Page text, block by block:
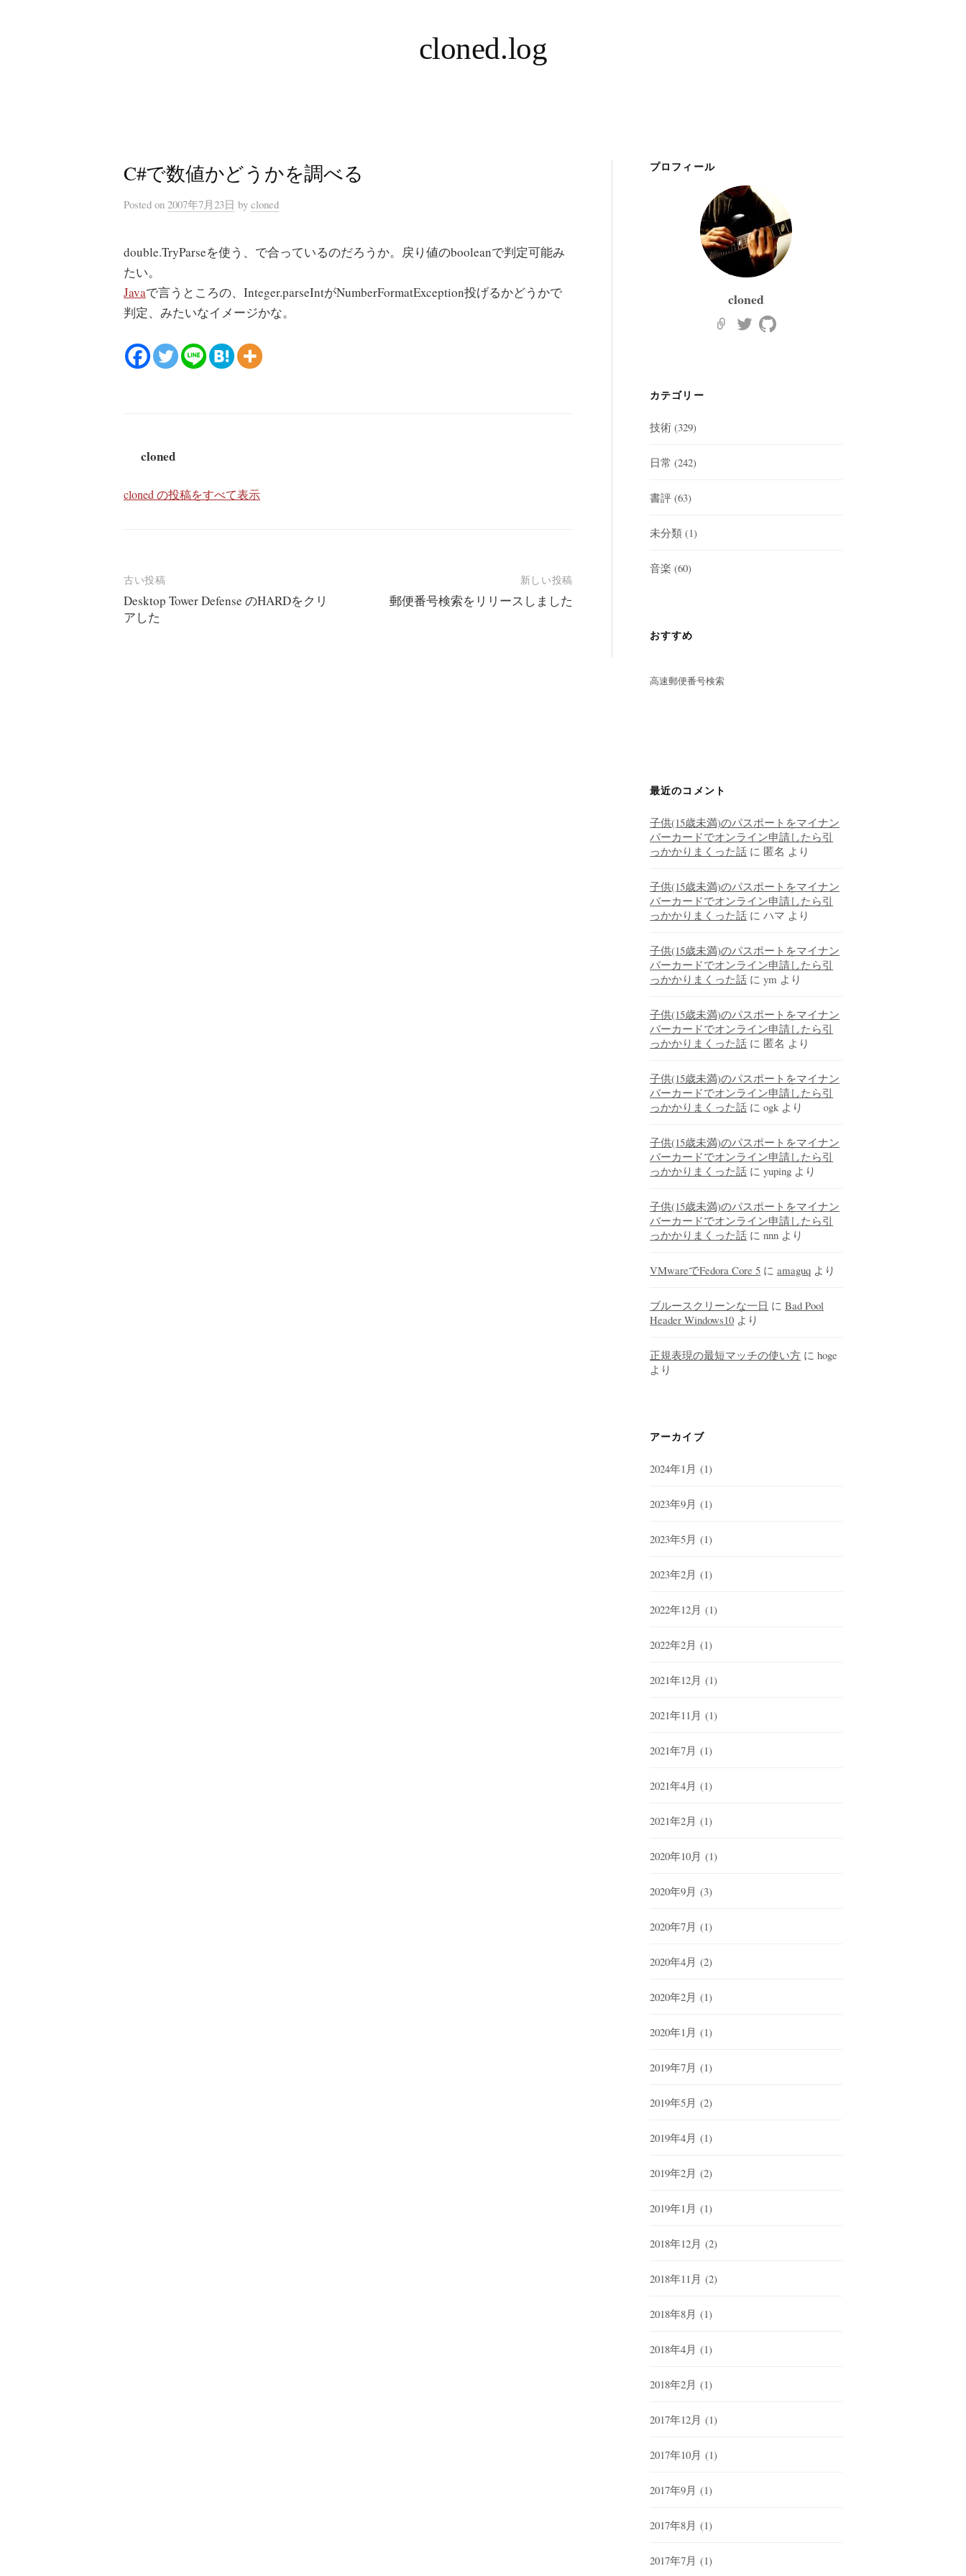
ッ
cloned.log
C#で数値かどうかを調べる
Posted on 2007年7月23日 by cloned
double.TryParseを使う、で合っているのだろうか。戻り値のbooleanで判定可能み
たい。
Javaで言うところの、Integer.parseIntがNumberFormatException投げるかどうかで
判定、みたいなイメージかな。
cloned
cloned の投稿をすべて表示
投
稿
ナ
古い投稿
Desktop Tower Defense のHARDをクリ
アした
新しい投稿
郵便番号検索をリリースしました
プロフィール
cloned
カテゴリー
技術 (329)
日常 (242)
書評 (63)
未分類 (1)
音楽 (60)
おすすめ
高速郵便番号検索
最近のコメント
子供(15歳未満)のパスポートをマイナン
バーカードでオンライン申請したら引
っかかりまくった話 に 匿名 より
子供(15歳未満)のパスポートをマイナン
バーカードでオンライン申請したら引
っかかりまくった話 にハマ より
子供(15歳未満)のパスポートをマイナン
バーカードでオンライン申請したら引
っかかりまくった話 にym より
子供(15歳未満)のパスポートをマイナン
バーカードでオンライン申請したら引
っかかりまくった話 に 匿名 より
子供(15歳未満)のパスポートをマイナン
バーカードでオンライン申請したら引
っかかりまくった話 にogk より
子供(15歳未満)のパスポートをマイナン
バーカードでオンライン申請したら引
っかかりまくった話 にyuping より
子供(15歳未満)のパスポートをマイナン
バーカードでオンライン申請したら引
っかかりまくった話 にnnn より
VMwareでFedora Core 5 にamaguq より
ブルースクリーンな一日 にBad Pool
Header Windows10 より
正規表現の最短マッチの使い方 にhoge
より
アーカイブ
2024年1月 (1)
2023年9月 (1)
2023年5月 (1)
2023年2月 (1)
2022年12月 (1)
2022年2月 (1)
2021年12月 (1)
2021年11月 (1)
2021年7月 (1)
2021年4月 (1)
2021年2月 (1)
2020年10月 (1)
2020年9月 (3)
2020年7月 (1)
2020年4月 (2)
2020年2月 (1)
2020年1月 (1)
2019年7月 (1)
2019年5月 (2)
2019年4月 (1)
2019年2月 (2)
2019年1月 (1)
2018年12月 (2)
2018年11月 (2)
2018年8月 (1)
2018年4月 (1)
2018年2月 (1)
2017年12月 (1)
2017年10月 (1)
2017年9月 (1)
2017年8月 (1)
2017年7月 (1)